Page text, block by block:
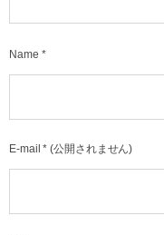
Name *
E-mail * (公開されません)